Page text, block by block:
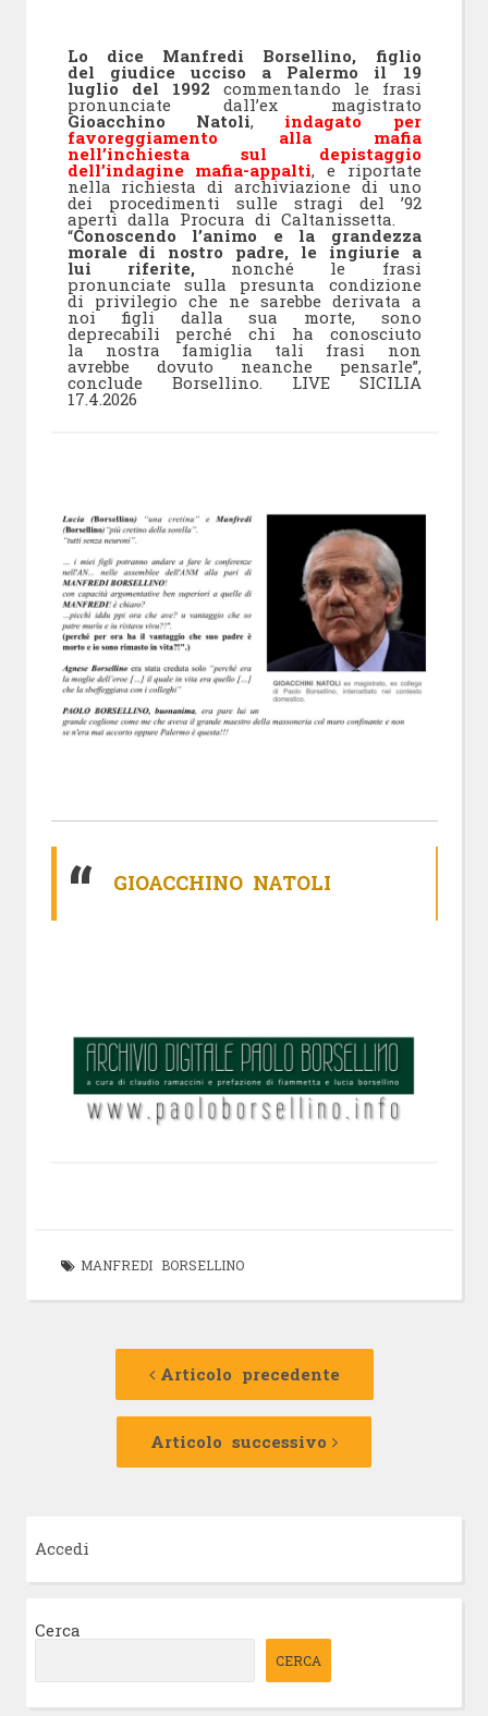
Lo dice Manfredi Borsellino, figlio
del giudice ucciso a Palermo il 19
luglio del 1992 commentando le frasi
pronunciate dall’ex magistrato
Gioacchino Natoli,indagato per
favoreggiamento alla mafia
nell’inchiesta sul depistaggio
dell’indagine mafia-appalti, e riportate
nella richiesta di archiviazione di uno
dei procedimenti sulle stragi del ’92
aperti dalla Procura di Caltanissetta.
“Conoscendo l’animo e la grandezza
morale di nostro padre, le ingiurie a
lui riferite,nonché le frasi
pronunciate sulla presunta condizione
di privilegio che ne sarebbe derivata a
noi figli dalla sua morte, sono
deprecabili perché chi ha conosciuto
la nostra famiglia tali frasi non
avrebbe dovuto neanche pensarle”,
conclude Borsellino. LIVE SICILIA
17.4.2026
GIOACCHINO NATOLI
MANFREDI BORSELLINO
Navigazione
Articolo precedente
Articolo
Articolo successivo
Articolo
Accedi
Cerca
CERCA